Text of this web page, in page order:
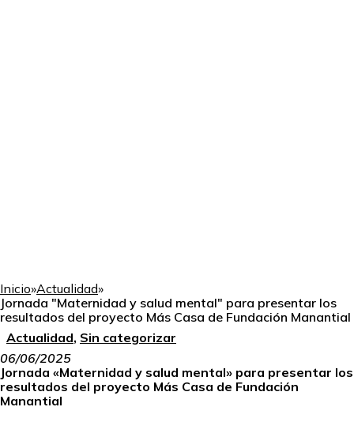
Inicio»Actualidad»
Jornada "Maternidad y salud mental" para presentar los
resultados del proyecto Más Casa de Fundación Manantial
Actualidad, Sin categorizar
06/06/2025
Jornada «Maternidad y salud mental» para presentar los
resultados del proyecto Más Casa de Fundación
Manantial